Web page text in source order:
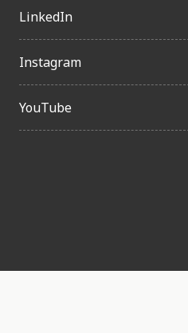
LinkedIn
Instagram
YouTube